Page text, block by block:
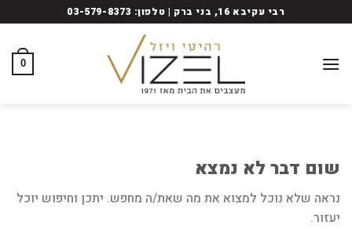
to
רבי עקיבא 16, בני ברק | טלפון: 03-579-8373
0
שום דבר לא נמצא
נראה שלא נוכל למצוא את מה שאת/ה מחפש. יתכן וחיפוש יוכל
יעזור.